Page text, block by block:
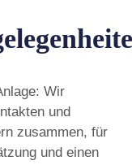
Wir
und
zusammen, für
und einen